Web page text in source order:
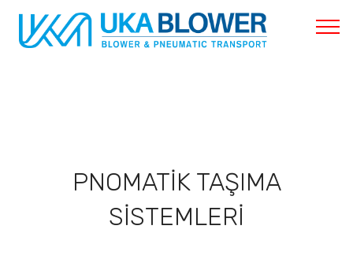
PNOMATİK TAŞIMA
SİSTEMLERİ